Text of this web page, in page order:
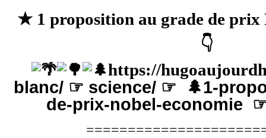
★ 1 proposition au grade de prix
👇
https://
blanc/ ☞ science/ ☞ 🌲1-
de-prix-nobel-economie